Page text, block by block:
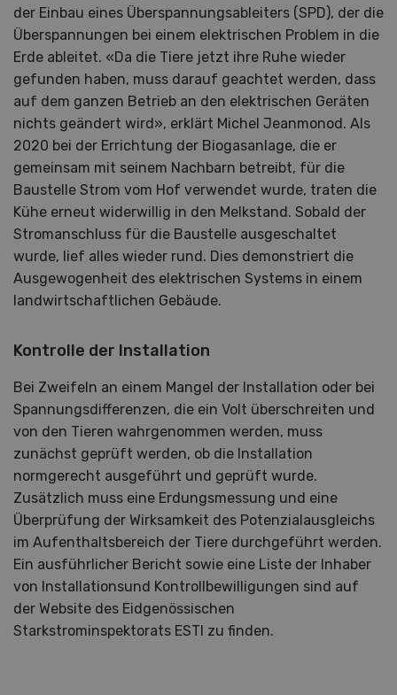
der Einbau eines Überspannungsableiters (SPD), der die
Überspannungen bei einem elektrischen Problem in die
Erde ableitet. «Da die Tiere jetzt ihre Ruhe wieder
gefunden haben, muss darauf geachtet werden, dass
auf dem ganzen Betrieb an den elektrischen Geräten
nichts geändert wird», erklärt Michel Jeanmonod. Als
2020 bei der Errichtung der Biogasanlage, die er
gemeinsam mit seinem Nachbarn betreibt, für die
Baustelle Strom vom Hof verwendet wurde, traten die
Kühe erneut widerwillig in den Melkstand. Sobald der
Stromanschluss für die Baustelle ausgeschaltet
wurde, lief alles wieder rund. Dies demonstriert die
Ausgewogenheit des elektrischen Systems in einem
landwirtschaftlichen Gebäude.
Kontrolle der Installation
Bei Zweifeln an einem Mangel der Installation oder bei
Spannungsdifferenzen, die ein Volt überschreiten und
von den Tieren wahrgenommen werden, muss
zunächst geprüft werden, ob die Installation
normgerecht ausgeführt und geprüft wurde.
Zusätzlich muss eine Erdungsmessung und eine
Überprüfung der Wirksamkeit des Potenzialausgleichs
im Aufenthaltsbereich der Tiere durchgeführt werden.
Ein ausführlicher Bericht sowie eine Liste der Inhaber
von Installationsund Kontrollbewilligungen sind auf
der Website des Eidgenössischen
Starkstrominspektorats ESTI zu finden.